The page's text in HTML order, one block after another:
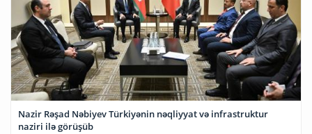
Nazir Rəşad Nəbiyev Türkiyənin nəqliyyat və infrastruktur
naziri ilə görüşüb